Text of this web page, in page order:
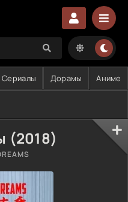
Сериалы Дорамы Аниме
(2018)